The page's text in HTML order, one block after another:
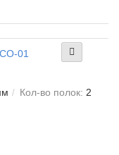
Кол-во полок: 2